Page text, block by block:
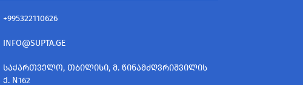
+995322110626
INFO@SUPTA.GE
ᲡᲐᲥᲐᲠᲗᲕᲔᲚᲝ, ᲗᲑᲘᲚᲘᲡᲘ, Მ. ᲬᲘᲜᲐᲛᲫᲦᲕᲠᲘᲨᲕᲘᲚᲘᲡ
Ქ. N162